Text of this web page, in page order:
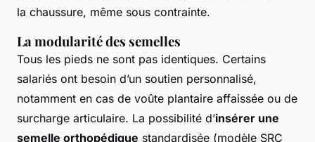
la chaussure, même sous contrainte.
La modularité des semelles
Tous les pieds ne sont pas identiques. Certains
salariés ont besoin d’un soutien personnalisé,
notamment en cas de voûte plantaire affaissée ou de
surcharge articulaire. La possibilité d’insérer une
semelle orthopédique standardisée (modèle SRC